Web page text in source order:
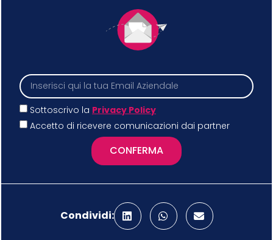
Sottoscrivo la Privacy Policy
Accetto di ricevere comunicazioni dai partner
CONFERMA
Condividi: